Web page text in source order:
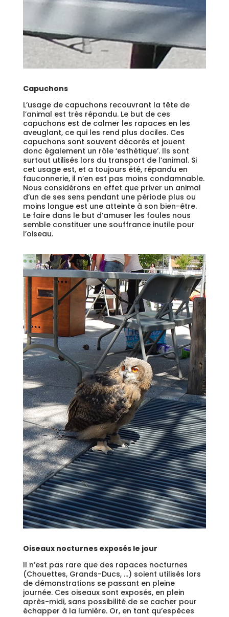
Capuchons
L’usage de capuchons recouvrant la tête de
l’animal est très répandu. Le but de ces
capuchons est de calmer les rapaces en les
aveuglant, ce qui les rend plus dociles. Ces
capuchons sont souvent décorés et jouent
donc également un rôle ‘esthétique’. Ils sont
surtout utilisés lors du transport de l’animal. Si
cet usage est, et a toujours été, répandu en
fauconnerie, il n’en est pas moins condamnable.
Nous considérons en effet que priver un animal
d’un de ses sens pendant une période plus ou
moins longue est une atteinte à son bien-être.
Le faire dans le but d’amuser les foules nous
semble constituer une souffrance inutile pour
l’oiseau.
Oiseaux nocturnes exposés le jour
Il n’est pas rare que des rapaces nocturnes
(Chouettes, Grands-Ducs, …) soient utilisés lors
de démonstrations se passant en pleine
journée. Ces oiseaux sont exposés, en plein
après-midi, sans possibilité de se cacher pour
échapper à la lumière. Or, en tant qu’espèces